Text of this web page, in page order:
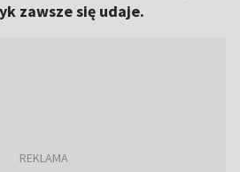
zawsze się udaje.